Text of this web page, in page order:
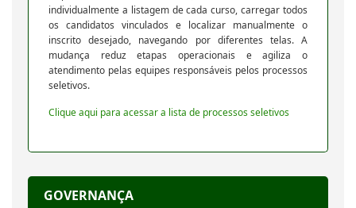
individualmente a listagem de cada curso, carregar todos
os candidatos vinculados e localizar manualmente o
inscrito desejado, navegando por diferentes telas. A
mudança reduz etapas operacionais e agiliza o
atendimento pelas equipes responsáveis pelos processos
seletivos.
Clique aqui para acessar a lista de processos seletivos
GOVERNANÇA